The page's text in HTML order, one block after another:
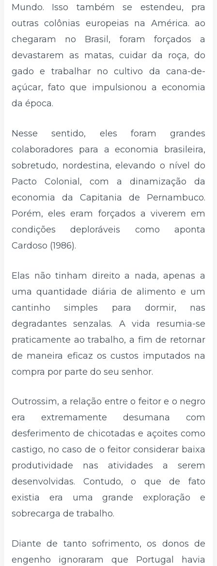
Mundo. Isso também se estendeu, pra
outras colônias europeias na América. ao
chegaram no Brasil, foram forçados a
devastarem as matas, cuidar da roça, do
gado e trabalhar no cultivo da cana-de-
açúcar, fato que impulsionou a economia
da época.
Nesse sentido, eles foram grandes
colaboradores para a economia brasileira,
sobretudo, nordestina, elevando o nível do
Pacto Colonial, com a dinamização da
economia da Capitania de Pernambuco.
Porém, eles eram forçados a viverem em
condições deploráveis como aponta
Cardoso (1986).
Elas não tinham direito a nada, apenas a
uma quantidade diária de alimento e um
cantinho simples para dormir, nas
degradantes senzalas. A vida resumia-se
praticamente ao trabalho, a fim de retornar
de maneira eficaz os custos imputados na
compra por parte do seu senhor.
Outrossim, a relação entre o feitor e o negro
era extremamente desumana com
desferimento de chicotadas e açoites como
castigo, no caso de o feitor considerar baixa
produtividade nas atividades a serem
desenvolvidas. Contudo, o que de fato
existia era uma grande exploração e
sobrecarga de trabalho.
Diante de tanto sofrimento, os donos de
engenho ignoraram que Portugal havia